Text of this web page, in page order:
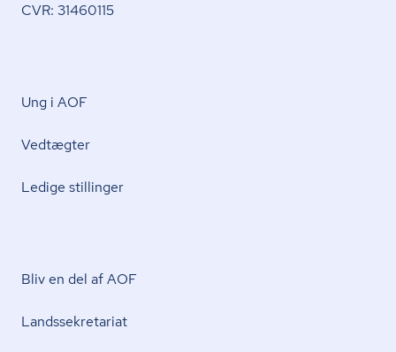
CVR: 31460115
Ung i AOF
Vedtægter
Ledige stillinger
Bliv en del af AOF
Lands­se­kre­ta­ri­at